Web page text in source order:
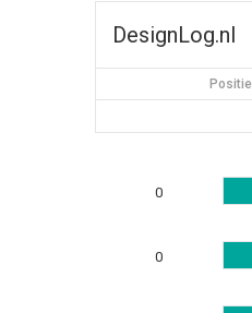
DesignLog.nl
Positie
0
0